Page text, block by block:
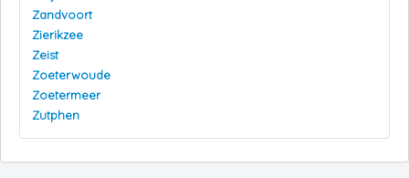
Zandvoort
Zierikzee
Zeist
Zoeterwoude
Zoetermeer
Zutphen